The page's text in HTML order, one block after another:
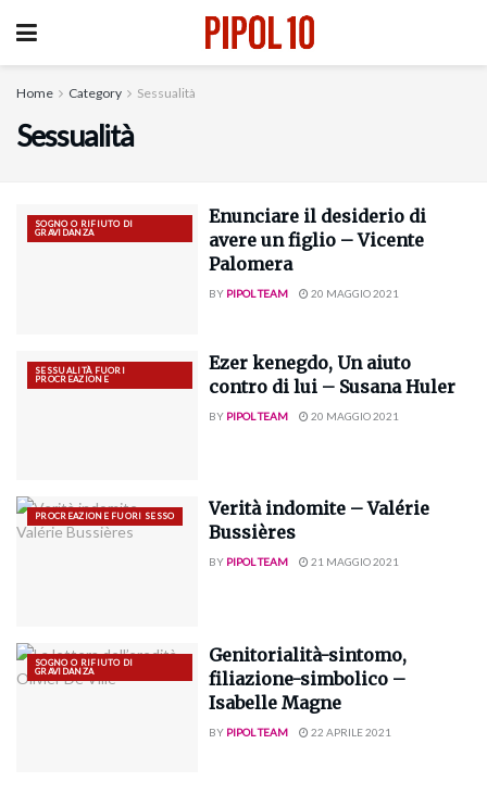
Home Category Sessualità
Sessualità
SOGNO O RIFIUTO DI
GRAVIDANZA
Enunciare il desiderio di
avere un figlio – Vicente
Palomera
BY PIPOL TEAM 20 MAGGIO 2021
SESSUALITÀ FUORI
PROCREAZIONE
Ezer kenegdo, Un aiuto
contro di lui – Susana Huler
BY PIPOL TEAM 20 MAGGIO 2021
PROCREAZIONE FUORI SESSO
Verità indomite – Valérie
Bussières
BY PIPOL TEAM 21 MAGGIO 2021
SOGNO O RIFIUTO DI
GRAVIDANZA
Genitorialità-sintomo,
filiazione-simbolico –
Isabelle Magne
BY PIPOL TEAM 22 APRILE 2021